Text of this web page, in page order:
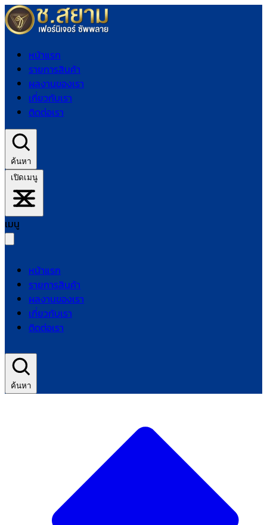
หน้าแรก
รายการสินค้า
ผลงานของเรา
เกี่ยวกับเรา
ติดต่อเรา
ค้นหา
เปิดเมนู
เมนู
หน้าแรก
รายการสินค้า
ผลงานของเรา
เกี่ยวกับเรา
ติดต่อเรา
ค้นหา